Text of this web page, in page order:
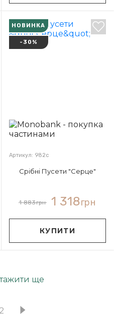
НОВИНКА
-30%
Артикул: 982с
Срібні Пусети "Серце"
1 883грн 1 318грн
КУПИТИ
ще
2